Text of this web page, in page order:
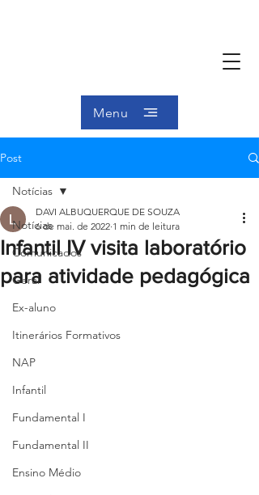
Menu
Post
Notícias
Comunicados
Geral
Ex-aluno
Itinerários Formativos
NAP
Infantil
Fundamental I
Fundamental II
Ensino Médio
Notícias
Infantil IV visita laboratório
para atividade pedagógica
DAVI ALBUQUERQUE DE SOUZA
6 de mai. de 2022 1 min de leitura